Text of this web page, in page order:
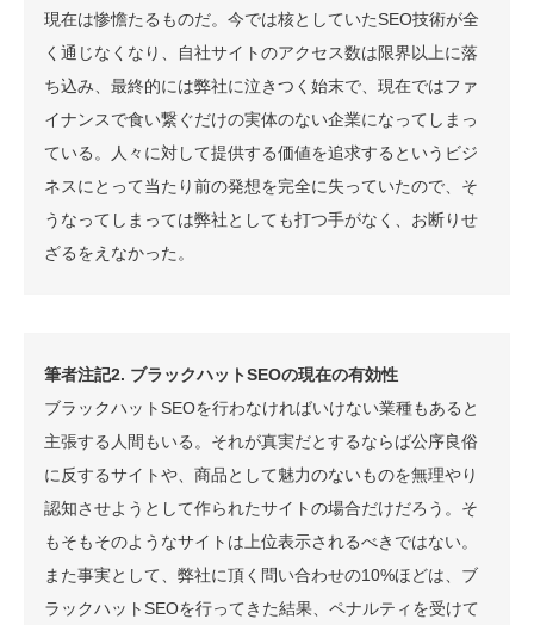
現在は惨憺たるものだ。今では核としていたSEO技術が全
く通じなくなり、自社サイトのアクセス数は限界以上に落
ち込み、最終的には弊社に泣きつく始末で、現在ではファ
イナンスで食い繋ぐだけの実体のない企業になってしまっ
ている。人々に対して提供する価値を追求するというビジ
ネスにとって当たり前の発想を完全に失っていたので、そ
うなってしまっては弊社としても打つ手がなく、お断りせ
ざるをえなかった。
筆者注記2. ブラックハットSEOの現在の有効性
ブラックハットSEOを行わなければいけない業種もあると
主張する人間もいる。それが真実だとするならば公序良俗
に反するサイトや、商品として魅力のないものを無理やり
認知させようとして作られたサイトの場合だけだろう。そ
もそもそのようなサイトは上位表示されるべきではない。
また事実として、弊社に頂く問い合わせの10%ほどは、ブ
ラックハットSEOを行ってきた結果、ペナルティを受けて